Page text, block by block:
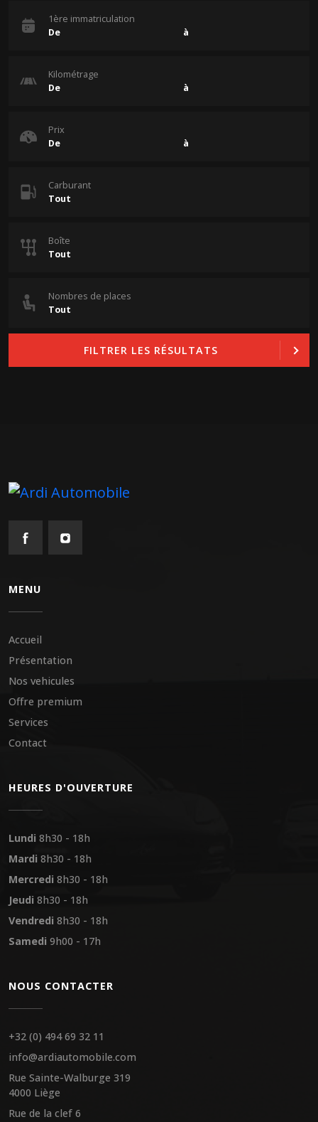
1ère immatriculation
Kilométrage
Prix
Carburant
Boîte
Nombres de places
FILTRER LES RÉSULTATS
MENU
Accueil
Présentation
Nos vehicules
Offre premium
Services
Contact
HEURES D'OUVERTURE
Lundi 8h30 - 18h
Mardi 8h30 - 18h
Mercredi 8h30 - 18h
Jeudi 8h30 - 18h
Vendredi 8h30 - 18h
Samedi 9h00 - 17h
NOUS CONTACTER
+32 (0) 494 69 32 11
info@ardiautomobile.com
Rue Sainte-Walburge 319
4000 Liège
Rue de la clef 6